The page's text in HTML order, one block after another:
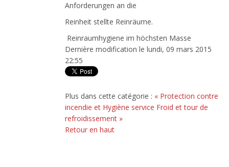
Anforderungen an die
Reinheit stellte Reinräume.
Reinraumhygiene im höchsten Masse
Dernière modification le lundi, 09 mars 2015
22:55
Plus dans cette catégorie : « Protection contre
incendie et Hygiène service Froid et tour de
refroidissement »
Retour en haut